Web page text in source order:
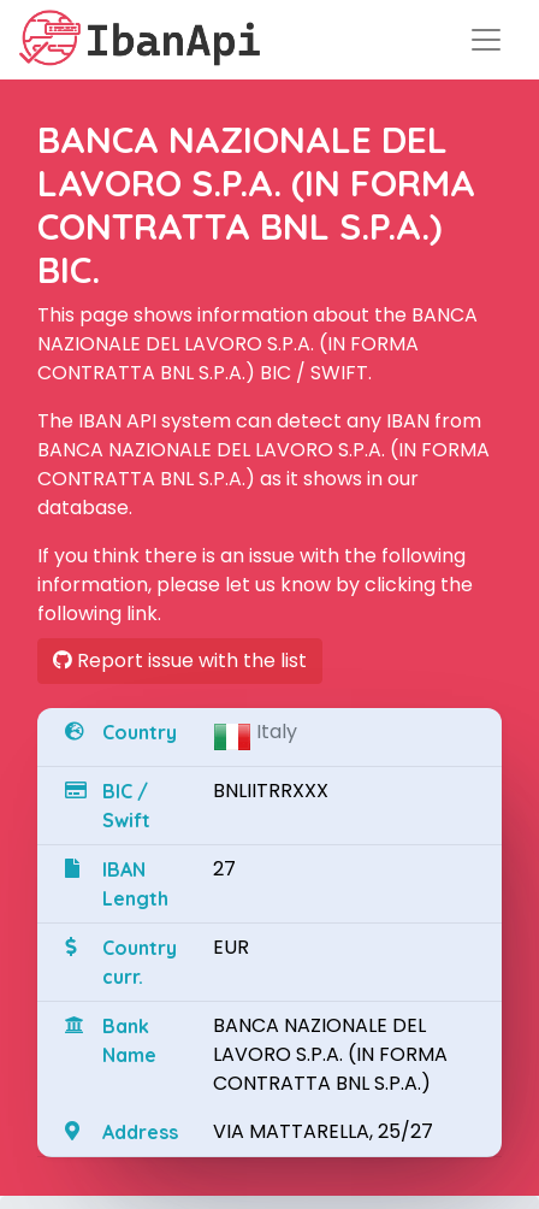
BANCA NAZIONALE DEL
LAVORO S.P.A. (IN FORMA
CONTRATTA BNL S.P.A.)
BIC.
This page shows information about the BANCA
NAZIONALE DEL LAVORO S.P.A. (IN FORMA
CONTRATTA BNL S.P.A.) BIC / SWIFT.
The IBAN API system can detect any IBAN from
BANCA NAZIONALE DEL LAVORO S.P.A. (IN FORMA
CONTRATTA BNL S.P.A.) as it shows in our
database.
If you think there is an issue with the following
information, please let us know by clicking the
following link.
Report issue with the list
Country Italy
BIC /
Swift
BNLIITRRXXX
IBAN
Length
27
Country
curr.
EUR
Bank
Name
BANCA NAZIONALE DEL
LAVORO S.P.A. (IN FORMA
CONTRATTA BNL S.P.A.)
Address VIA MATTARELLA, 25/27